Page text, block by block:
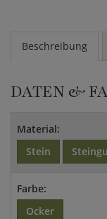
Beschreibung
DATEN &
Material:
Stein
Farbe:
Ocker